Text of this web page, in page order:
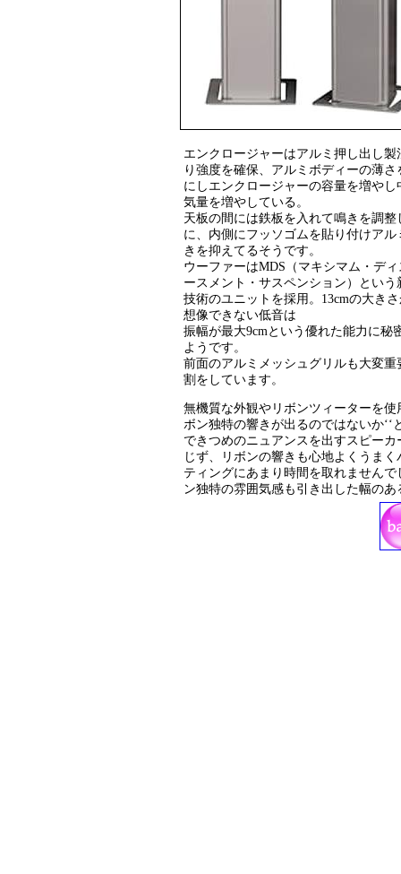
エンクロージャーはアルミ押し出し製
り強度を確保、アルミボディーの薄さ
にしエンクロージャーの容量を増やし
気量を増やしている。
天板の間には鉄板を入れて鳴きを調整
に、内側にフッソゴムを貼り付けアル
きを抑えてるそうです。
ウーファーはMDS（マキシマム・デ
ースメント・サスペンション）という
技術のユニットを採用。13cmの大き
想像できない低音は
振幅が最大9cmという優れた能力に秘
ようです。
前面のアルミメッシュグリルも大変重
割をしています。
無機質な外観やリボンツィーターを使
ボン独特の響きが出るのではないか
できつめのニュアンスを出すスピー
じず、リボンの響きも心地よくうま
ティングにあまり時間を取れません
ン独特の雰囲気感も引き出した幅の